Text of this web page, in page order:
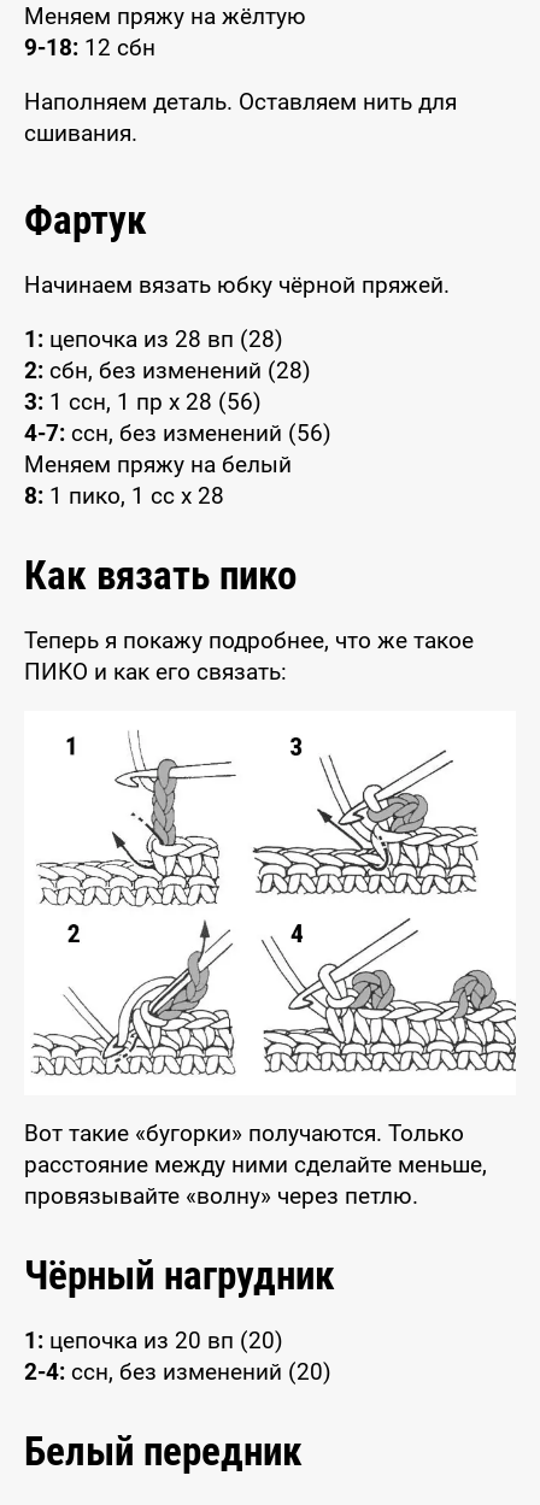
Меняем пряжу на жёлтую
9-18: 12 сбн
Наполняем деталь. Оставляем нить для
сшивания.
Фартук
Начинаем вязать юбку чёрной пряжей.
1: цепочка из 28 вп (28)
2: сбн, без изменений (28)
3: 1 ссн, 1 пр x 28 (56)
4-7: ссн, без изменений (56)
Меняем пряжу на белый
8: 1 пико, 1 сс x 28
Как вязать пико
Теперь я покажу подробнее, что же такое
ПИКО и как его связать:
Вот такие «бугорки» получаются. Только
расстояние между ними сделайте меньше,
провязывайте «волну» через петлю.
Чёрный нагрудник
1: цепочка из 20 вп (20)
2-4: ссн, без изменений (20)
Белый передник